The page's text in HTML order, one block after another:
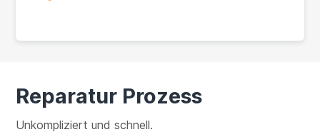
Reparatur Prozess
Unkompliziert und schnell.